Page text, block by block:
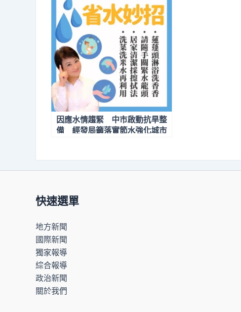
因應水情趨緊 中市啟動抗旱整
備 經發局籲落實節水強化城市
快速選單
地方新聞
國際新聞
獨家報導
綜合報導
政治新聞
關於我們